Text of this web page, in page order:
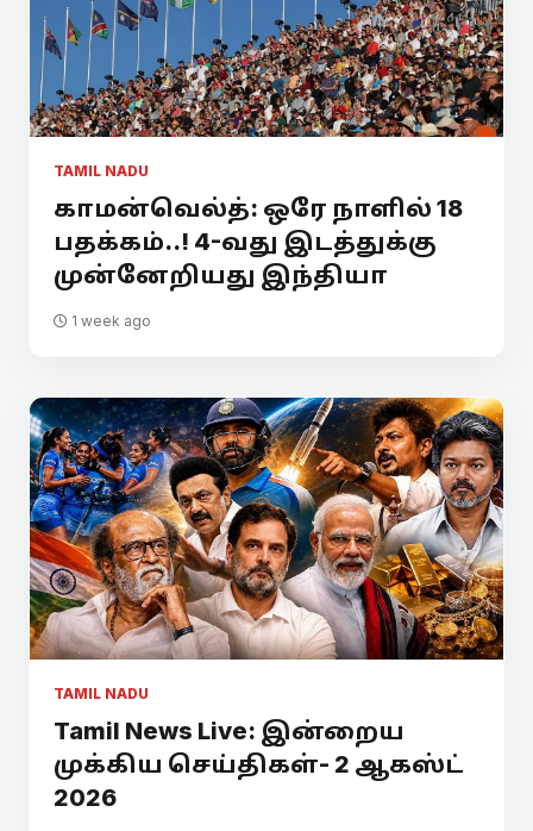
TAMIL NADU
காமன்வெல்த்: ஒரே நாளில் 18
பதக்கம்..! 4-வது இடத்துக்கு
முன்னேறியது இந்தியா
1 week ago
TAMIL NADU
Tamil News Live: இன்றைய
முக்கிய செய்திகள்- 2 ஆகஸ்ட்
2026